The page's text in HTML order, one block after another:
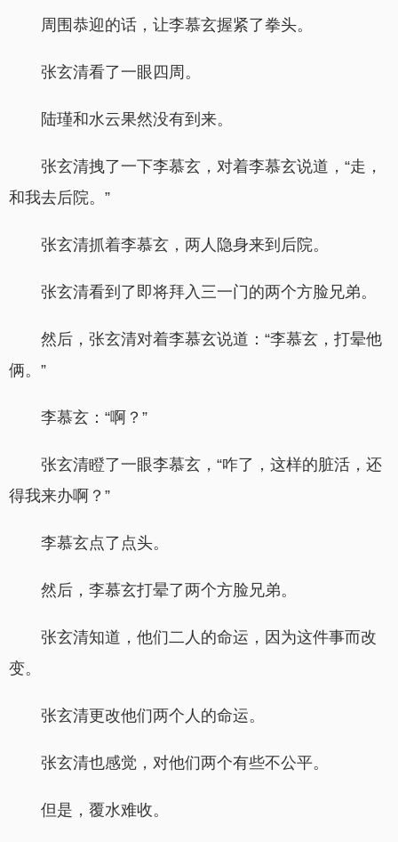
周围恭迎的话，让李慕玄握紧了拳头。
张玄清看了一眼四周。
陆瑾和水云果然没有到来。
张玄清拽了一下李慕玄，对着李慕玄说道，“走，
和我去后院。”
张玄清抓着李慕玄，两人隐身来到后院。
张玄清看到了即将拜入三一门的两个方脸兄弟。
然后，张玄清对着李慕玄说道：“李慕玄，打晕他
俩。”
李慕玄：“啊？”
张玄清瞪了一眼李慕玄，“咋了，这样的脏活，还
得我来办啊？”
李慕玄点了点头。
然后，李慕玄打晕了两个方脸兄弟。
张玄清知道，他们二人的命运，因为这件事而改
变。
张玄清更改他们两个人的命运。
张玄清也感觉，对他们两个有些不公平。
但是，覆水难收。